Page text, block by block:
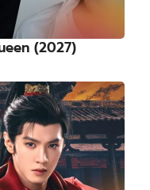
(2027)